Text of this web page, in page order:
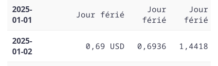
2025-
01-01
Jour férié
Jour
férié
Jour
férié
2025-
01-02
0,69 USD 0,6936 1,4418